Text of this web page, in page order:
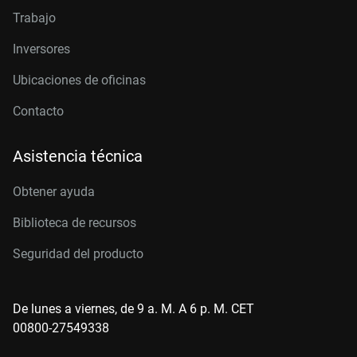
Trabajo
Inversores
Ubicaciones de oficinas
Contacto
Asistencia técnica
Obtener ayuda
Biblioteca de recursos
Seguridad del producto
De lunes a viernes, de 9 a. M. A 6 p. M. CET
00800-27549338